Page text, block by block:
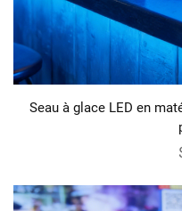
Seau à glace LED en